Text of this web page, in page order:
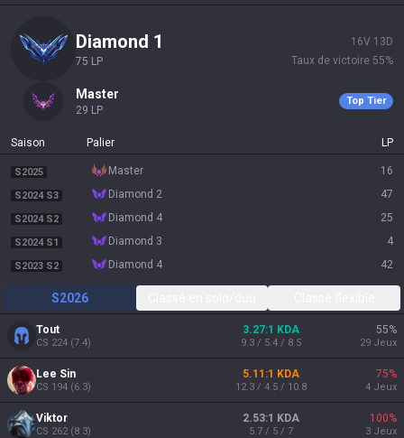
diamond 1
75 LP
16V 13 D
Taux de victoire 55%
master
29 LP
Top Tier
Saison Palier LP
S2025 master 16
S2024 S3 diamond 2 47
S2024 S2 diamond 4 25
S2024 S1 diamond 3 4
S2023 S2 diamond 4 42
S2026
Tout
CS 224 (7.4)
3.27:1 KDA
9.3 / 5.4 / 8.5
55%
29 Jeux
Lee Sin
CS 194 (6.3)
5.11:1 KDA
12.3 / 4.5 / 10.8
75%
4 Jeux
Viktor
CS 262(8.3)
2.53:1 KDA
5.7 / 5 / 7
100%
3 Jeux